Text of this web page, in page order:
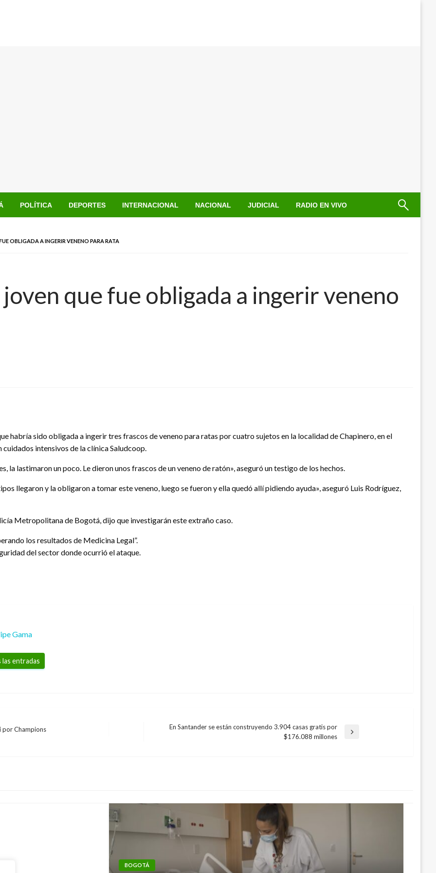
POLÍTICA DEPORTES INTERNACIONAL NACIONAL JUDICIAL RADIO EN VIVO
OBLIGADA A INGERIR VENENO PARA RATA
que fue obligada a ingerir veneno
habría sido obligada a ingerir tres frascos de veneno para ratas por cuatro sujetos en la localidad de Chapinero, en el
intensivos de la clínica Saludcoop.
la lastimaron un poco. Le dieron unos frascos de un veneno de ratón», aseguró un testigo de los hechos.
llegaron y la obligaron a tomar este veneno, luego se fueron y ella quedó allí pidiendo ayuda», aseguró Luis Rodríguez,
Metropolitana de Bogotá, dijo que investigarán este extraño caso.
los resultados de Medicina Legal”.
del sector donde ocurrió el ataque.
Gama
entradas
por Champions
En Santander se están construyendo 3.904 casas gratis por
$176.088 millones
BOGOTÁ